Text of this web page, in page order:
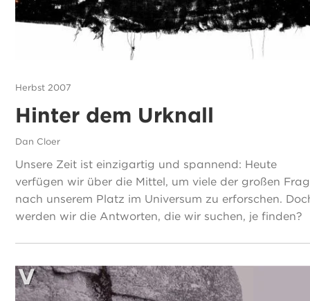
Herbst 2007
Hinter dem Urknall
Dan Cloer
Unsere Zeit ist einzigartig und spannend: Heute
verfügen wir über die Mittel, um viele der großen
nach unserem Platz im Universum zu erforschen.
werden wir die Antworten, die wir suchen, je finden?